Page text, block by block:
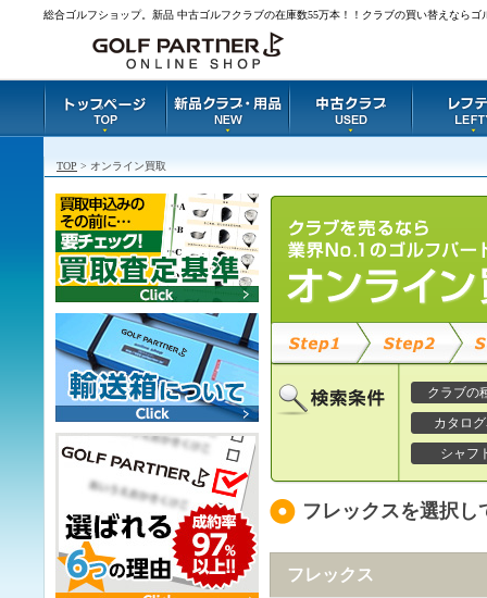
総合ゴルフショップ。新品 中古ゴルフクラブの在庫数55万本！！クラブの買い替えなら
TOP > オンライン買取
クラブの
カタロ
シャフ
フレックスを選択し
フレックス